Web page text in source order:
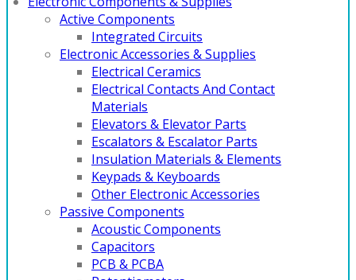
Active Components
Integrated Circuits
Electronic Accessories & Supplies
Electrical Ceramics
Electrical Contacts And Contact
Materials
Elevators & Elevator Parts
Escalators & Escalator Parts
Insulation Materials & Elements
Keypads & Keyboards
Other Electronic Accessories
Passive Components
Acoustic Components
Capacitors
PCB & PCBA